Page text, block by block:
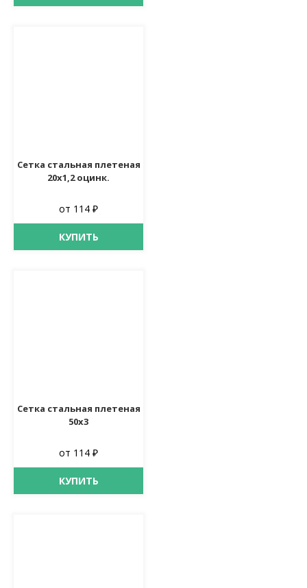
Сетка стальная плетеная
20х1,2 оцинк.
от 114 ₽
КУПИТЬ
Сетка стальная плетеная
50х3
от 114 ₽
КУПИТЬ